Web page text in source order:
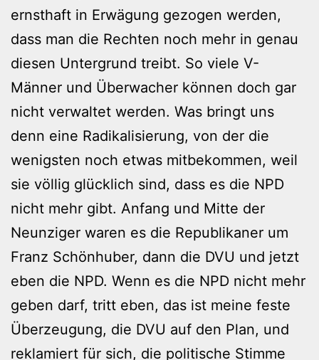
ernsthaft in Erwägung gezogen werden,
dass man die Rechten noch mehr in genau
diesen Untergrund treibt. So viele V-
Männer und Überwacher können doch gar
nicht verwaltet werden. Was bringt uns
denn eine Radikalisierung, von der die
wenigsten noch etwas mitbekommen, weil
sie völlig glücklich sind, dass es die NPD
nicht mehr gibt. Anfang und Mitte der
Neunziger waren es die Republikaner um
Franz Schönhuber, dann die DVU und jetzt
eben die NPD. Wenn es die NPD nicht mehr
geben darf, tritt eben, das ist meine feste
Überzeugung, die DVU auf den Plan, und
reklamiert für sich, die politische Stimme